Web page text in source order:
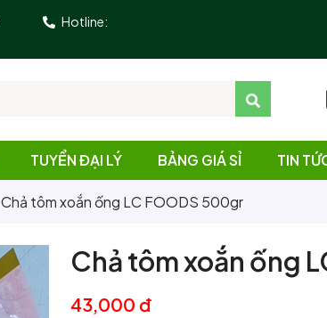
Hotline:
TUYỂN ĐẠI LÝ BẢNG GIÁ SỈ TIN
Chả tôm xoắn ống LC FOODS 500gr
Chả tôm xoắn ống
43,000 đ